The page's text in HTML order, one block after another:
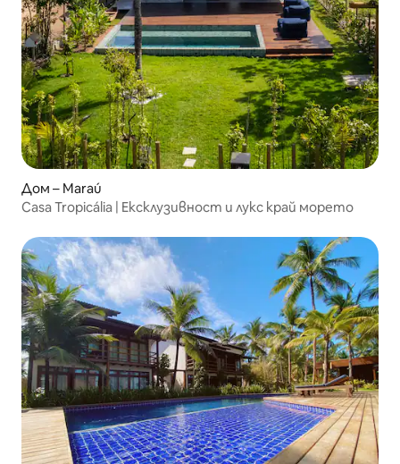
Дом – Maraú
Casa Tropicália | Ексклузивност и лукс край морето